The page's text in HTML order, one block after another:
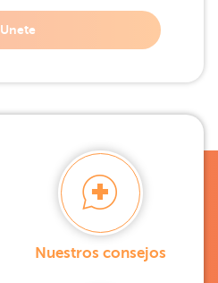
Unete
Nuestros consejos